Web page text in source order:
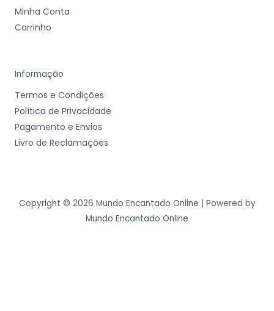
Minha Conta
Carrinho
Informação
Termos e Condições
Política de Privacidade
Pagamento e Envios
Livro de Reclamações
Copyright © 2026 Mundo Encantado Online | Powered by
Mundo Encantado Online